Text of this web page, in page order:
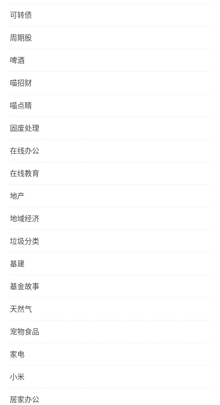
可转债
周期股
啤酒
喵招财
喵点睛
固废处理
在线办公
在线教育
地产
地域经济
垃圾分类
基建
基金故事
天然气
宠物食品
家电
小米
居家办公